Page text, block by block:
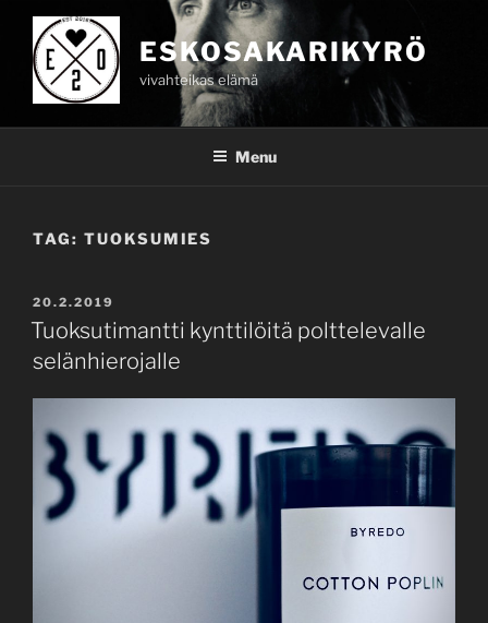
content
ESKOSAKARIKYRÖ
vivahteikas elämä
Menu
TAG: TUOKSUMIES
POSTED
ON
20.2.2019
Tuoksutimantti kynttilöitä polttelevalle
selänhierojalle